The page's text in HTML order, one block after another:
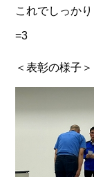
これでしっか
=3
＜表彰の様子＞